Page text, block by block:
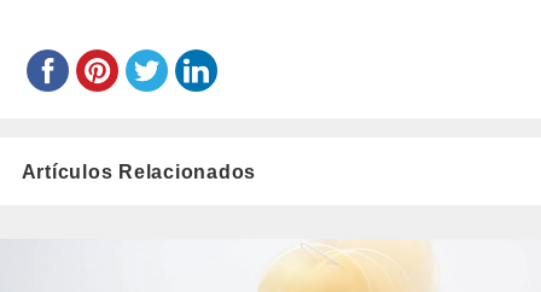
Artículos Relacionados